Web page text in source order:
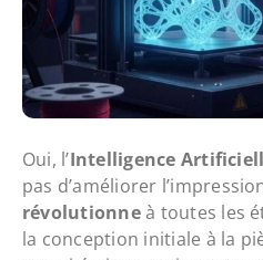
Oui, l’Intelligence
pas d’améliorer
révolutionneà toutes les
la conception initiale à la